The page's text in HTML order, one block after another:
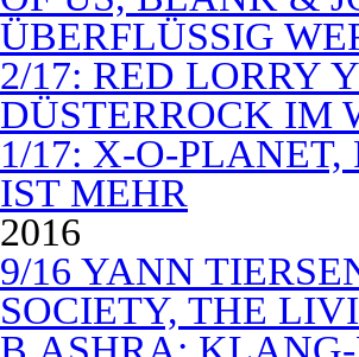
ÜBERFLÜSSIG
2/17: RED LORRY
DÜSTERROCK IM
1/17: X-O-
IST MEHR
2016
9/16 YANN
SOCIETY, THE